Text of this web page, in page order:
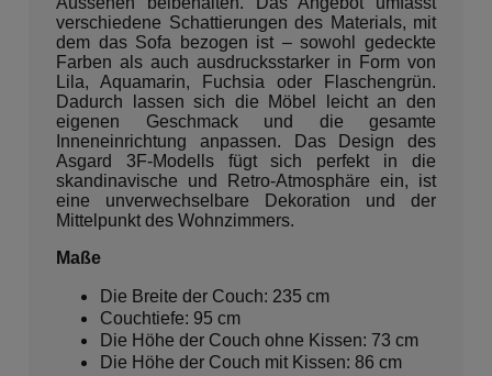
verschiedene Schattierungen des Materials, mit
dem das Sofa bezogen ist – sowohl gedeckte
Farben als auch ausdrucksstarker in Form von
Lila, Aquamarin, Fuchsia oder Flaschengrün.
Dadurch lassen sich die Möbel leicht an den
eigenen Geschmack und die gesamte
Inneneinrichtung anpassen. Das Design des
Asgard 3F-Modells fügt sich perfekt in die
skandinavische und Retro-Atmosphäre ein, ist
eine unverwechselbare Dekoration und der
Mittelpunkt des Wohnzimmers.
Maße
Die Breite der Couch: 235 cm
Couchtiefe: 95 cm
Die Höhe der Couch ohne Kissen: 73 cm
Die Höhe der Couch mit Kissen: 86 cm